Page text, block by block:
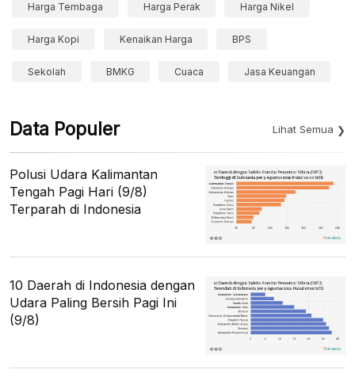
Harga Tembaga Harga Perak Harga Nikel
Harga Kopi Kenaikan Harga BPS
Sekolah BMKG Cuaca Jasa Keuangan
Data Populer Lihat Semua
Polusi Udara Kalimantan
Tengah Pagi Hari (9/8)
Terparah di Indonesia
10 Daerah di Indonesia dengan
Udara Paling Bersih Pagi Ini
(9/8)